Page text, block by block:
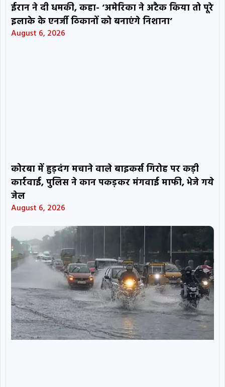
ईरान ने दी धमकी, कहा- ‘अमेरिका ने अटैक किया तो पूरे
इलाके के एनर्जी ठिकानों को बनाएंगे निशाना’
August 6, 2026
कोरबा में हुड़दंग मचाने वाले बाइकर्स गिरोह पर कड़ी
कार्रवाई, पुलिस ने कान पकड़कर मंगवाई माफी, भेजे गये
जेल
August 6, 2026